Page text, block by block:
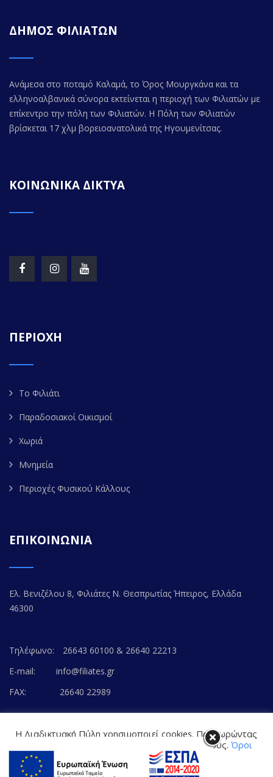
ΔΗΜΟΣ ΦΙΛΙΑΤΩΝ
Ανάμεσα στο ποταμό Καλαμά, το Όρος Μουργκάνα και τα
ελληνοαλβανικά σύνορα εκτείνεται η περιοχή των Φιλιατών με
επίκεντρο την πόλη των Φιλιατών. Η Πόλη των Φιλιατών
βρίσκεται 17 χλμ βορειοανατολικά της Ηγουμενίτσας.
ΚΟΙΝΩΝΙΚΑ ΔΙΚΤΥΑ
ΠΕΡΙΟΧΗ
Το Φιλιάτι
Παραδοσιακοί Οικισμοί
Χωριά
Μνημεία
Περιοχές Φυσικού Κάλλους
ΕΠΙΚΟΙΝΩΝΙΑ
Ελ. Βενιζέλου 8, Φιλιάτες Ν. Θεσπρωτίας Ήπειρος, Ελλάδα
46300
Τηλέφωνο:
26643 60100 & 26640 22213
E-mail:
info@filiates.gr
FAX:
26640 22989
© Copyright 2020. FILIATES.GR | All Rights Reserved.
Η Διαδικτυακή Πύλη χρησιμοποιεί cookies. Προχωρώντας
στο περιεχόμενο, συναινείτε με την αποδοχή τους. Όροι
Χρήσης Ιστοτόπου